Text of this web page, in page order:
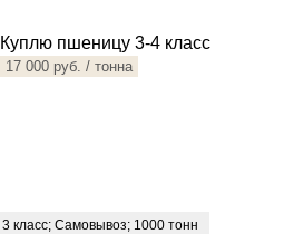
Куплю пшеницу 3-4 класс
17 000 руб. / тонна
3 класс; Самовывоз; 1000 тонн